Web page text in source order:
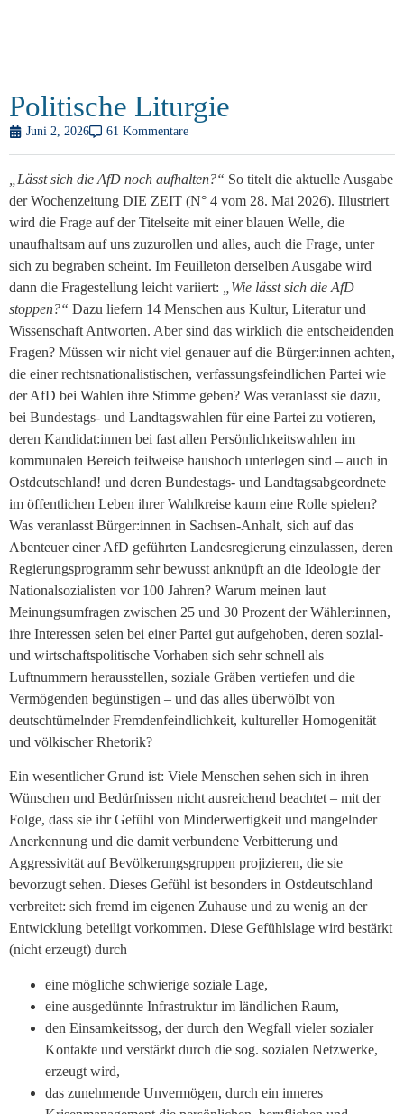
Politische Liturgie
Juni 2, 2026 61 Kommentare
„Lässt sich die AfD noch aufhalten?“ So titelt die aktuelle Ausgabe
der Wochenzeitung DIE ZEIT (N° 4 vom 28. Mai 2026). Illustriert
wird die Frage auf der Titelseite mit einer blauen Welle, die
unaufhaltsam auf uns zuzurollen und alles, auch die Frage, unter
sich zu begraben scheint. Im Feuilleton derselben Ausgabe wird
dann die Fragestellung leicht variiert:
„Wie lässt sich die AfD
stoppen?“ Dazu liefern 14 Menschen aus Kultur, Literatur und
Wissenschaft Antworten. Aber sind das wirklich die entscheidenden
Fragen? Müssen wir nicht viel genauer auf die Bürger:innen achten,
die einer rechtsnationalistischen, verfassungsfeindlichen Partei wie
der AfD bei Wahlen ihre Stimme geben? Was veranlasst sie dazu,
bei Bundestags- und Landtagswahlen für eine Partei zu votieren,
deren Kandidat:innen bei fast allen Persönlichkeitswahlen im
kommunalen Bereich teilweise haushoch unterlegen sind – auch in
Ostdeutschland! und deren Bundestags- und Landtagsabgeordnete
im öffentlichen Leben ihrer Wahlkreise kaum eine Rolle spielen?
Was veranlasst Bürger:innen in Sachsen-Anhalt, sich auf das
Abenteuer einer AfD geführten Landesregierung einzulassen, deren
Regierungsprogramm sehr bewusst anknüpft an die Ideologie der
Nationalsozialisten vor 100 Jahren? Warum meinen laut
Meinungsumfragen zwischen 25 und 30 Prozent der Wähler:innen,
ihre Interessen seien bei einer Partei gut aufgehoben, deren sozial-
und wirtschaftspolitische Vorhaben sich sehr schnell als
Luftnummern herausstellen, soziale Gräben vertiefen und die
Vermögenden begünstigen – und das alles überwölbt von
deutschtümelnder Fremdenfeindlichkeit, kultureller Homogenität
und völkischer Rhetorik?
Ein wesentlicher Grund ist: Viele Menschen sehen sich in ihren
Wünschen und Bedürfnissen nicht ausreichend beachtet – mit der
Folge, dass sie ihr Gefühl von Minderwertigkeit und mangelnder
Anerkennung und die damit verbundene Verbitterung und
Aggressivität auf Bevölkerungsgruppen projizieren, die sie
bevorzugt sehen. Dieses Gefühl ist besonders in Ostdeutschland
verbreitet: sich fremd im eigenen Zuhause und zu wenig an der
Entwicklung beteiligt vorkommen. Diese Gefühlslage wird bestärkt
(nicht erzeugt) durch
eine mögliche schwierige soziale Lage,
eine ausgedünnte Infrastruktur im ländlichen Raum,
den Einsamkeitssog, der durch den Wegfall vieler sozialer
Kontakte und verstärkt durch die sog. sozialen Netzwerke,
erzeugt wird,
das zunehmende Unvermögen, durch ein inneres